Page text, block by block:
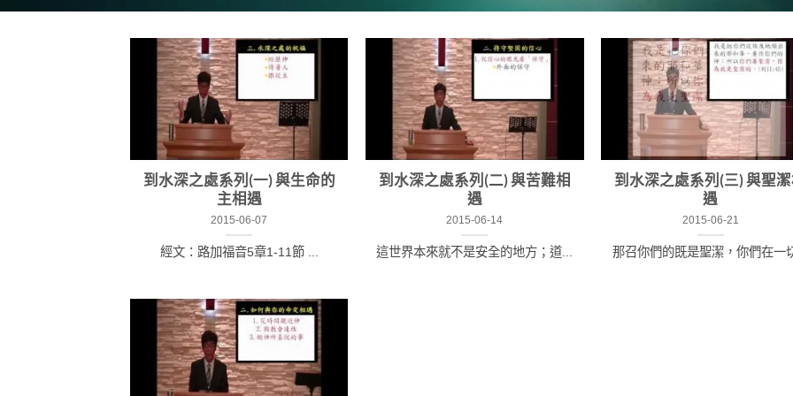
到水深之處系列(一) 與生命的
主相遇
2015-06-07
經文：路加福音5章1-11節 ...
到水深之處系列(二) 與苦難相
遇
2015-06-14
這世界本來就不是安全的地方；道...
到水深之處系列(三) 與聖
遇
2015-06-21
那召你們的既是聖潔，你們在一